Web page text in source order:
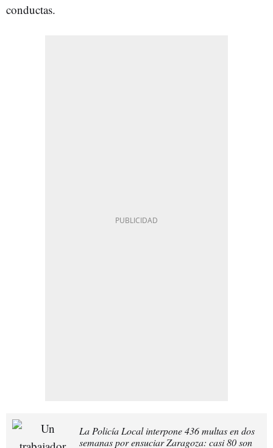
conductas.
La Policía Local interpone 436 multas en dos
semanas por ensuciar Zaragoza: casi 80 son